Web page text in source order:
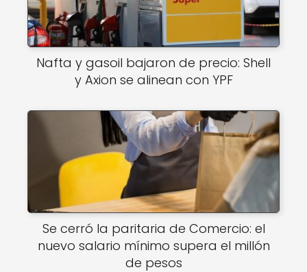
Nafta y gasoil bajaron de precio: Shell
y Axion se alinean con YPF
Se cerró la paritaria de Comercio: el
nuevo salario mínimo supera el millón
de pesos